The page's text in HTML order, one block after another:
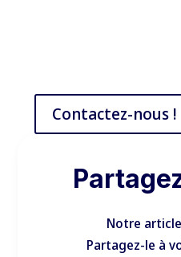
Contactez-nous !
Notre
Partagez-le à